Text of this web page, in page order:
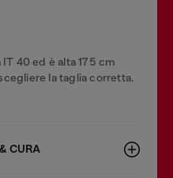
40 ed è alta 175 cm
la taglia corretta.
CURA